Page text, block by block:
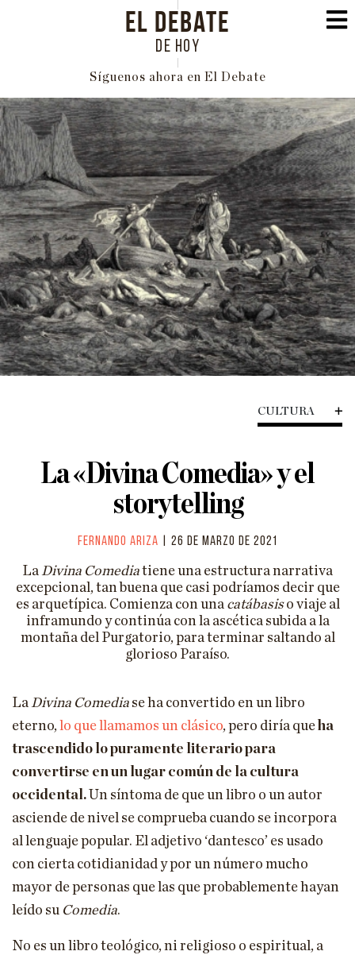
EL DEBATE
DE HOY
Síguenos ahora en El Debate
PORTADA
POLÍTICA
INTERNACIONAL
ECONOMÍA
EDUCACIÓN
SOCIEDAD
FAMILIA
CULTURA
HISTORIA
ENFOQUES
EL ASTROLABIO
ENTREVISTAS
PÓDCAST
VIÑETAS
ESPECIALES
ESPECIAL VILLACISNEROS
CULTURA
La «Divina Comedia» y el
storytelling
Fernando Ariza | 26 de marzo de 2021
LaDivina Comediatiene una estructura narrativa
excepcional, tan buena que casi podríamos decir que
es arquetípica. Comienza con una catábasiso viaje al
inframundo y continúa con la ascética subida a la
montaña del Purgatorio, para terminar saltando al
glorioso Paraíso.
LaDivina Comedia se ha convertido en un libro
eterno,lo que llamamos un clásico, pero diría queha
trascendido lo puramente literario para
convertirse en un lugar común de la cultura
occidental. Un síntoma de que un libro o un autor
asciende de nivel se comprueba cuando se incorpora
al lenguaje popular. El adjetivo ‘dantesco’ es usado
con cierta cotidianidad y por un número mucho
mayor de personas que las que probablemente hayan
leído su Comedia.
No es un libro teológico, ni religioso o espiritual, a